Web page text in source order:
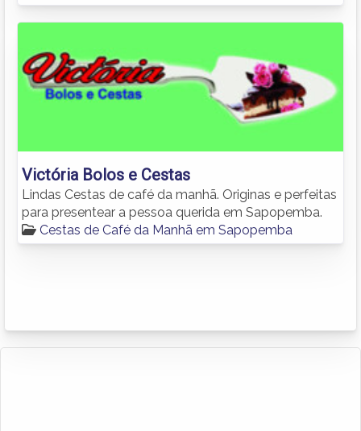
Victória Bolos e Cestas
Lindas Cestas de café da manhã. Originas e perfeitas
para presentear a pessoa querida em Sapopemba.
Cestas de Café da Manhã em Sapopemba